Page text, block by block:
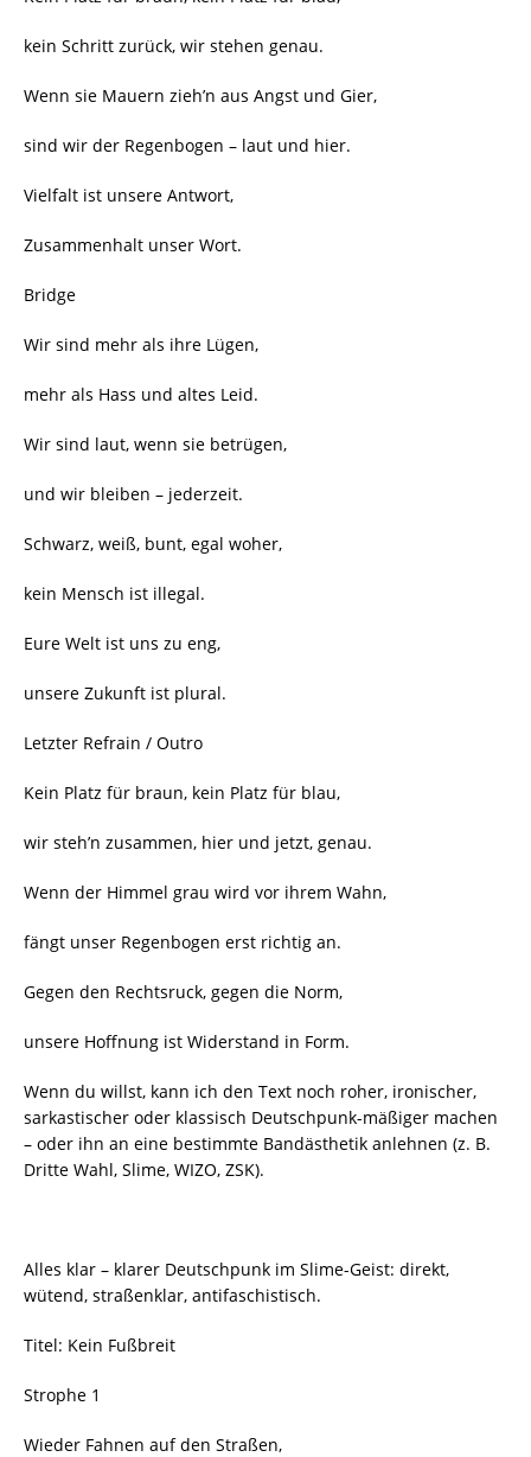
kein Schritt zurück, wir stehen genau.
Wenn sie Mauern zieh’n aus Angst und Gier,
sind wir der Regenbogen – laut und hier.
Vielfalt ist unsere Antwort,
Zusammenhalt unser Wort.
Bridge
Wir sind mehr als ihre Lügen,
mehr als Hass und altes Leid.
Wir sind laut, wenn sie betrügen,
und wir bleiben – jederzeit.
Schwarz, weiß, bunt, egal woher,
kein Mensch ist illegal.
Eure Welt ist uns zu eng,
unsere Zukunft ist plural.
Letzter Refrain / Outro
Kein Platz für braun, kein Platz für blau,
wir steh’n zusammen, hier und jetzt, genau.
Wenn der Himmel grau wird vor ihrem Wahn,
fängt unser Regenbogen erst richtig an.
Gegen den Rechtsruck, gegen die Norm,
unsere Hoffnung ist Widerstand in Form.
Wenn du willst, kann ich den Text noch roher, ironischer,
sarkastischer oder klassisch Deutschpunk-mäßiger machen
– oder ihn an eine bestimmte Bandästhetik anlehnen (z. B.
Dritte Wahl, Slime, WIZO, ZSK).
Alles klar – klarer Deutschpunk im Slime-Geist: direkt,
wütend, straßenklar, antifaschistisch.
Titel: Kein Fußbreit
Strophe 1
Wieder Fahnen auf den Straßen,